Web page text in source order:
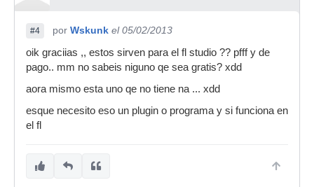
#4 por Wskunk el 05/02/2013
oik graciias ,, estos sirven para el fl studio ?? pfff y de
pago.. mm no sabeis niguno qe sea gratis? xdd
aora mismo esta uno qe no tiene na ... xdd
esque necesito eso un plugin o programa y si funciona en
el fl